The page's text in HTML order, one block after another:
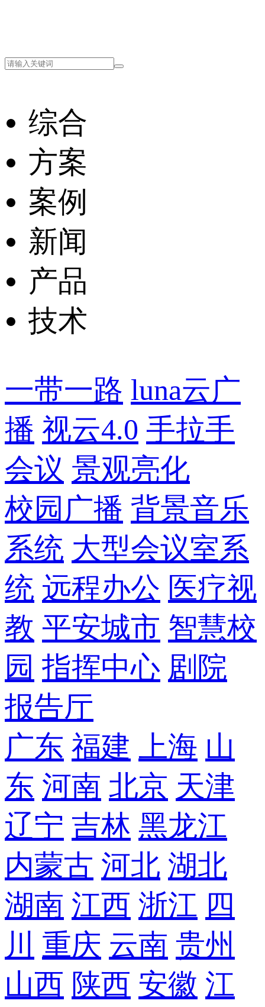
综合
方案
案例
新闻
产品
技术
一带一路 luna云广
播 视云4.0 手拉手
会议 景观亮化
校园广播 背景音乐
系统 大型会议室系
统 远程办公 医疗视
教 平安城市 智慧校
园 指挥中心 剧院
报告厅
广东 福建 上海 山
东 河南 北京 天津
辽宁 吉林 黑龙江
内蒙古 河北 湖北
湖南 江西 浙江 四
川
重庆 云南 贵州
山西 陕西 安徽 江